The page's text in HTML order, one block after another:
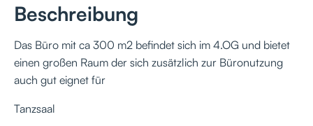
Beschreibung
Das Büro mit ca 300 m2 befindet sich im 4.OG und bietet
einen großen Raum der sich zusätzlich zur Büronutzung
auch gut eignet für
Tanzsaal